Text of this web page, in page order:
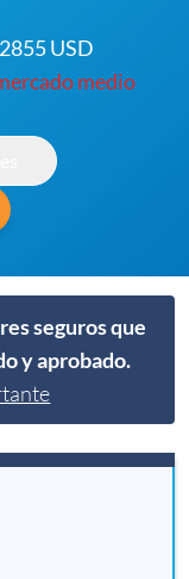
USD
medio
seguros que
y aprobado.